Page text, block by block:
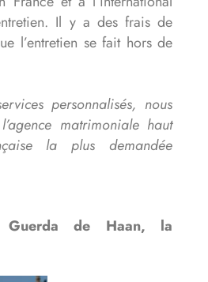
Il y a des frais de
l’entretien se fait hors de
personnalisés, nous
matrimoniale haut
la plus demandée
de Haan, la